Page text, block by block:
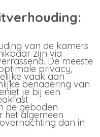
van de kamers
zijn via
De meeste
privacy,
vaak aan
benadering van
je bij een
de geboden
het algemeen
dan in